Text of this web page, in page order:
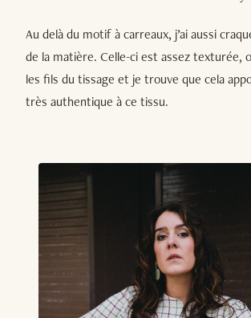
Au delà du motif à carreaux, j’ai aussi
de la matière. Celle-ci est assez texturée,
les fils du tissage et je trouve que cela
très authentique à ce tissu.